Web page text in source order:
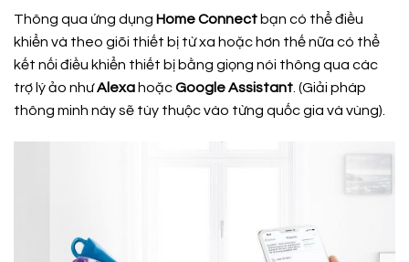
Thông qua ứng dụng Home Connect bạn có thể điều
khiển và theo giõi thiết bị từ xa hoặc hơn thế nữa có thể
kết nối điều khiển thiết bị bằng giọng nói thông qua các
trợ lý ảo nhưAlexa hoặcGoogle Assistant . (Giải pháp
thông minh này sẽ tùy thuộc vào từng quốc gia và vùng).